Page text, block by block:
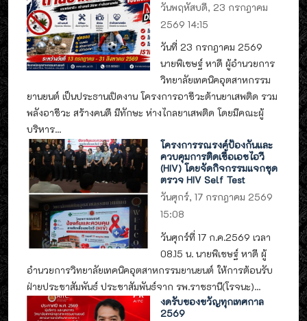
วันพฤหัสบดี, 23 กรกฎาคม
2569 14:15
วันที่ 23 กรกฎาคม 2569
นายพิเชษฐ์ หาดี ผู้อำนวยการ
วิทยาลัยเทคนิคอุตสาหกรรม
ยานยนต์ เป็นประธานเปิดงาน โครงการอาชีวะต้านยาเสพติด รวม
พลังอาชีวะ สร้างคนดี มีทักษะ ห่างไกลยาเสพติด โดยมีคณะผู้
บริหาร...
โครงการรณรงค์ป้องกันและ
ควบคุมการติดเชื้อเอชไอวี
(HIV) โดยจัดกิจกรรมแจกชุด
ตรวจ HIV Self Test
วันศุกร์, 17 กรกฎาคม 2569
15:08
วันศุกร์ที่ 17 ก.ค.2569 เวลา
08.15 น. นายพิเชษฐ์ หาดี ผู้
อำนวยการวิทยาลัยเทคนิคอุตสาหกรรมยานยนต์ ให้การต้อนรับ
ฝ่ายประชาสัมพันธ์ ประชาสัมพันธ์จาก รพ.ราชธานี(โรจนะ)...
งดรับของขวัญทุกเทศกาล
2569